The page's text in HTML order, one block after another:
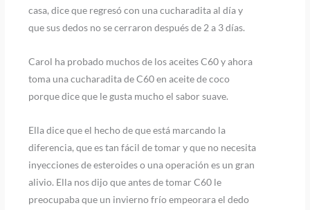
casa, dice que regresó con una cucharadita al día y
que sus dedos no se cerraron después de 2 a 3 días.
Carol ha probado muchos de los aceites C60 y ahora
toma una cucharadita de C60 en aceite de coco
porque dice que le gusta mucho el sabor suave.
Ella dice que el hecho de que está marcando la
diferencia, que es tan fácil de tomar y que no necesita
inyecciones de esteroides o una operación es un gran
alivio. Ella nos dijo que antes de tomar C60 le
preocupaba que un invierno frío empeorara el dedo